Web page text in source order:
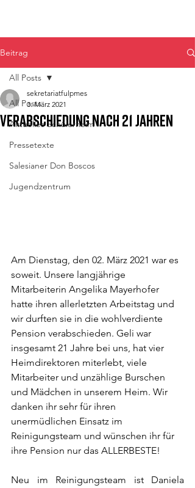
Beitrag
All Posts
Aktuelles Schülerheim
Pressetexte
Salesianer Don Boscos
Jugendzentrum
All Posts
Verabschiedung nach 21 Jahren
sekretariatfulpmes
3. März 2021
Am Dienstag, den 02. März 2021 war es
soweit. Unsere langjährige
Mitarbeiterin Angelika Mayerhofer
hatte ihren allerletzten Arbeitstag und
wir durften sie in die wohlverdiente
Pension verabschieden. Geli war
insgesamt 21 Jahre bei uns, hat vier
Heimdirektoren miterlebt, viele
Mitarbeiter und unzählige Burschen
und Mädchen in unserem Heim. Wir
danken ihr sehr für ihren
unermüdlichen Einsatz im
Reinigungsteam und wünschen ihr für
ihre Pension nur das ALLERBESTE!
Neu im Reinigungsteam ist Daniela